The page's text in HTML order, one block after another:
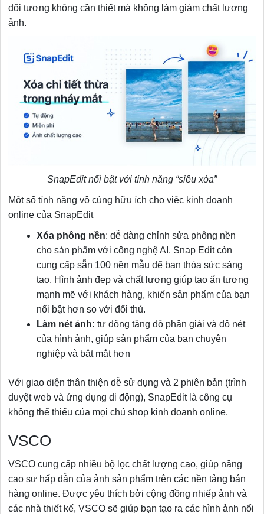
đối tượng không cần thiết mà không làm giảm chất lượng
ảnh.
SnapEdit nổi bật với tính năng “siêu xóa”
Một số tính năng vô cùng hữu ích cho việc kinh doanh
online của SnapEdit
Xóa phông nền: dễ dàng chỉnh sửa phông nền
cho sản phẩm với công nghệ AI. Snap Edit còn
cung cấp sẵn 100 nền mẫu để bạn thỏa sức sáng
tạo. Hình ảnh đẹp và chất lượng giúp tạo ấn tượng
mạnh mẽ với khách hàng, khiến sản phẩm của bạn
nổi bật hơn so với đối thủ.
Làm nét ảnh:tự động tăng độ phân giải và độ nét
của hình ảnh, giúp sản phẩm của bạn chuyên
nghiệp và bắt mắt hơn
Với giao diện thân thiện dễ sử dụng và 2 phiên bản (trình
duyệt web và ứng dụng di động), SnapEdit là công cụ
không thể thiếu của mọi chủ shop kinh doanh online.
VSCO
VSCO cung cấp nhiều bộ lọc chất lượng cao, giúp nâng
cao sự hấp dẫn của ảnh sản phẩm trên các nền tảng bán
hàng online. Được yêu thích bởi cộng đồng nhiếp ảnh và
các nhà thiết kế, VSCO sẽ giúp bạn tạo ra các hình ảnh nổi